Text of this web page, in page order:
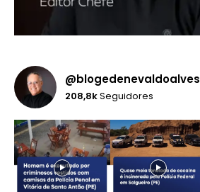
@blogedenevaldoalves
208,8kSeguidores